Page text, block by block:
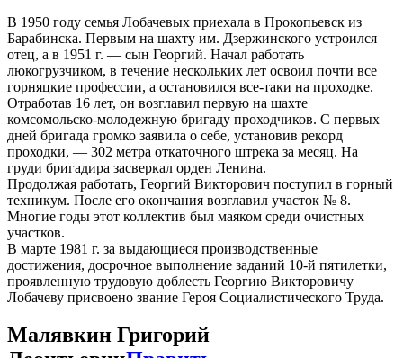
В 1950 году семья Лобачевых приехала в Прокопьевск из
Барабинска. Первым на шахту им. Дзержинского устроился
отец, а в 1951 г. — сын Георгий. Начал работать
люкогрузчиком, в течение нескольких лет освоил почти все
горняцкие профессии, а остановился все-таки на проходке.
Отработав 16 лет, он возглавил первую на шахте
комсомольско-молодежную бригаду проходчиков. С первых
дней бригада громко заявила о себе, установив рекорд
проходки, — 302 метра откаточного штрека за месяц. На
груди бригадира засверкал орден Ленина.
Продолжая работать, Георгий Викторович поступил в горный
техникум. После его окончания возглавил участок № 8.
Многие годы этот коллектив был маяком среди очистных
участков.
В марте 1981 г. за выдающиеся производственные
достижения, досрочное выполнение заданий 10-й пятилетки,
проявленную трудовую доблесть Георгию Викторовичу
Лобачеву присвоено звание Героя Социалистического Труда.
Малявкин Григорий